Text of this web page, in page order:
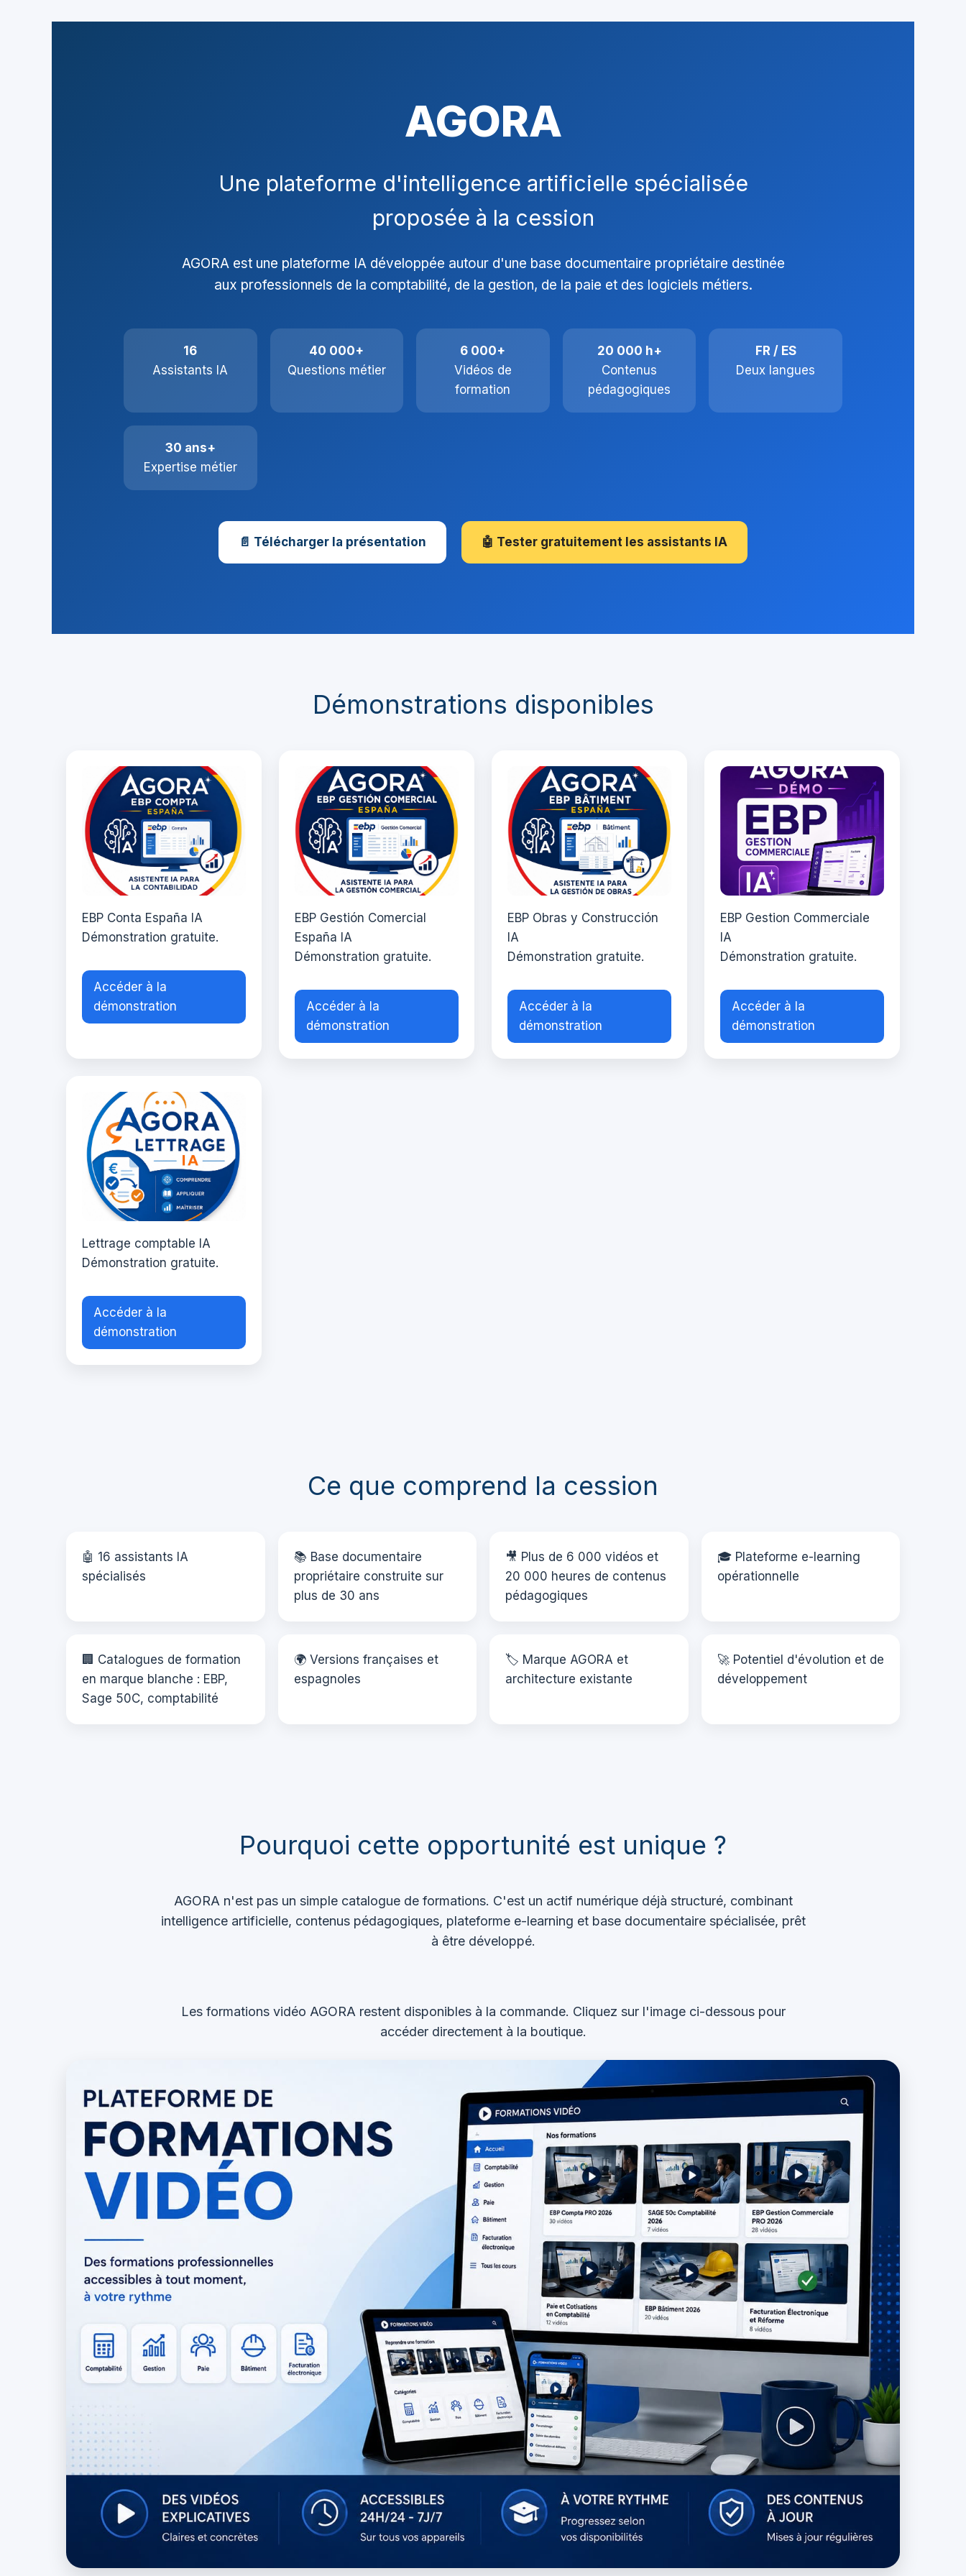
AGORA
Une plateforme d'intelligence artificielle spécialisée
proposée à la cession
AGORA est une plateforme IA développée autour d'une base documentaire propriétaire destinée
aux professionnels de la comptabilité, de la gestion, de la paie et des logiciels métiers.
16
Assistants IA
40 000+
Questions métier
6 000+
Vidéos de
formation
20 000 h+
Contenus
pédagogiques
FR / ES
Deux langues
30 ans+
Expertise métier
📄 Télécharger la présentation 🤖 Tester gratuitement les assistants IA
Démonstrations disponibles
EBP Conta España IA
Démonstration gratuite.
Accéder à la
démonstration
EBP Gestión Comercial
España IA
Démonstration gratuite.
Accéder à la
démonstration
EBP Obras y Construcción
IA
Démonstration gratuite.
Accéder à la
démonstration
EBP Gestion Commerciale
IA
Démonstration gratuite.
Accéder à la
démonstration
Lettrage comptable IA
Démonstration gratuite.
Accéder à la
démonstration
Ce que comprend la cession
🤖 16 assistants IA
spécialisés
📚 Base documentaire
propriétaire construite sur
plus de 30 ans
🎥 Plus de 6 000 vidéos et
20 000 heures de contenus
pédagogiques
🎓 Plateforme e-learning
opérationnelle
🏢 Catalogues de formation
en marque blanche : EBP,
Sage 50C, comptabilité
🌍 Versions françaises et
espagnoles
🏷️ Marque AGORA et
architecture existante
🚀 Potentiel d'évolution et de
développement
Pourquoi cette opportunité est unique ?
AGORA n'est pas un simple catalogue de formations. C'est un actif numérique déjà structuré, combinant
intelligence artificielle, contenus pédagogiques, plateforme e-learning et base documentaire spécialisée, prêt
à être développé.
Les formations vidéo AGORA restent disponibles à la commande. Cliquez sur l'image ci-dessous pour
accéder directement à la boutique.